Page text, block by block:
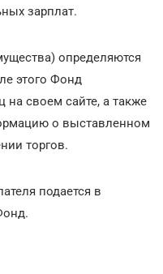
зарплат.
определяются
этого Фонд
на своем сайте, а также
о выставленном
торгов.
подается в